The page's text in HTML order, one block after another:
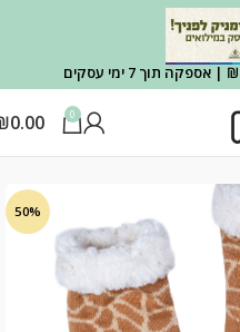
0
0.00
OUTLET גרביים
50%